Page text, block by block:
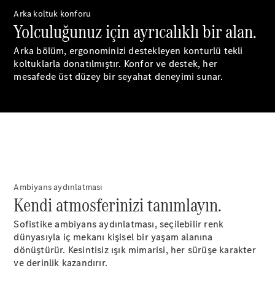
Aracını
Tasarla
Test Sürüşü
Online
Store
SUV & Geländewagen
Tüm SUV
EQA
Elektrik
GLA
GLA
Yeni Elektrik
GLB
GLB
Arka koltuk konforu
Yolculuğunuz için ayrıcalıklı bir alan.
Arka bölüm, ergonominizi destekleyen konturlü tekli
koltuklarla donatılmıştır. Konfor ve destek, her
mesafede üst düzey bir seyahat deneyimi sunar.
Ambiyans aydınlatması
Kendi atmosferinizi tanımlayın.
Sofistike ambiyans aydınlatması, seçilebilir renk
dünyasıyla iç mekanı kişisel bir yaşam alanına
dönüştürür. Kesintisiz ışık mimarisi, her sürüşe karakter
ve derinlik kazandırır.